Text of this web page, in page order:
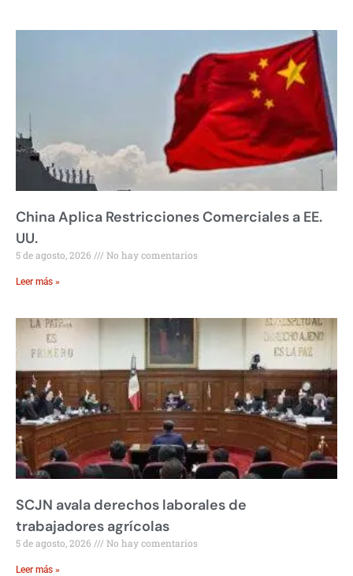
China Aplica Restricciones Comerciales a EE.
UU.
5 de agosto, 2026 No hay comentarios
Leer más »
SCJN avala derechos laborales de
trabajadores agrícolas
5 de agosto, 2026 No hay comentarios
Leer más »